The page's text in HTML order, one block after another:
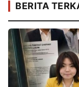
BERITA